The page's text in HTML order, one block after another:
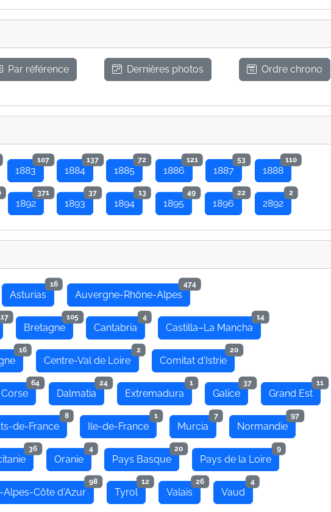
Par référence Dernières photos Ordre chrono
1883
107
1884
137
1885
72
1886
121
1887
53
1888
110
1892
371
1893
37
1894
13
1895
49
1896
22
2892
2
Asturias
16
Auvergne-Rhône-Alpes
474
Bretagne
105
Cantabria
4
Castilla–La Mancha
14
16
Centre-Val de Loire
2
Comitat d'Istrie
20
Corse
64
Dalmatia
24
Extremadura
1
Galice
37
Grand Est
11
de-France
8
Ile-de-France
1
Murcia
7
Normandie
97
36
Oranie
4
Pays Basque
20
Pays de la Loire
9
Alpes-Côte d'Azur
98
Tyrol
12
Valais
26
Vaud
4